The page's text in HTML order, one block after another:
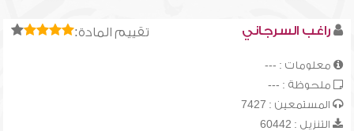
تقييم المادة: راغب السرجاني
معلومات : ---
ملحوظة : ---
المستمعين : 7427
التنزيل : 60442